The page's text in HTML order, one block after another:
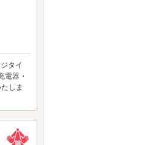
タイ
電器・
しま